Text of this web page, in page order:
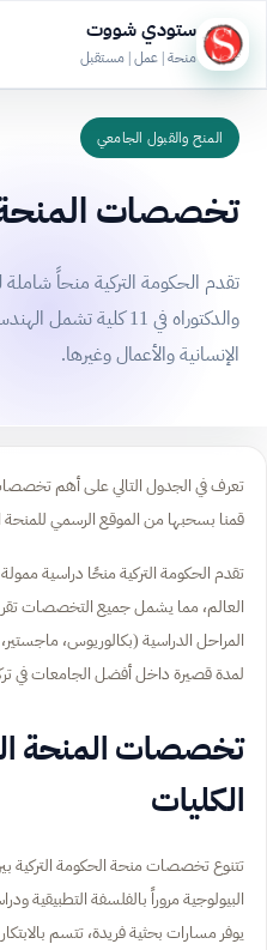
ستودي شووت
منحة | عمل | مستقبل
المنح والقبول الجامعي
تخصصات المنحة
تقدم الحكومة التركية منحاً
والدكتوراه في 11 كلية
الإنسانية والأعمال وغيرها.
تعرف في الجدول التالي على أهم
قمنا بسحبها من الموقع الرسمي للمنحة
تقدم الحكومة التركية منحًا دراسية
العالم، مما يشمل جميع التخصصات
المراحل الدراسية (بكالوريوس،
لمدة قصيرة داخل أفضل الجامعات في
تخصصات المنحة
الكليات
تتنوع تخصصات منحة الحكومة التركية
البيولوجية مروراً بالفلسفة التطبيقية
يوفر مسارات بحثية فريدة، تتسم